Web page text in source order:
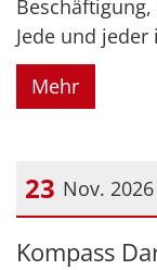
Jede und
Mehr
23 Nov. 2026
Datum: 23.
Kompass